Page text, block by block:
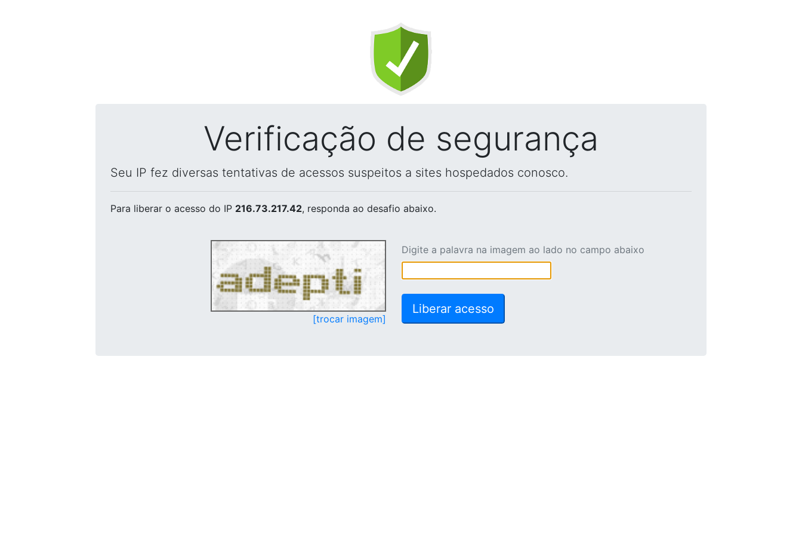
Verificação de segurança
Seu IP fez diversas tentativas de acessos suspeitos a sites hospedados conosco.
Para liberar o acesso do IP 216.73.217.42, responda ao desafio abaixo.
[trocar imagem]
Digite a palavra na imagem ao lado no campo abaixo